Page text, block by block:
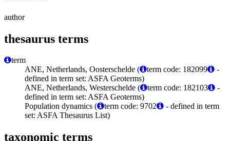
author
thesaurus terms
term
ANE, Netherlands, Oosterschelde (
term code: 182099
-
defined in term set: ASFA Geoterms)
ANE, Netherlands, Westerschelde (
term code: 182103
-
defined in term set: ASFA Geoterms)
Population dynamics (
term code: 9702
- defined in term
set: ASFA Thesaurus List)
taxonomic terms